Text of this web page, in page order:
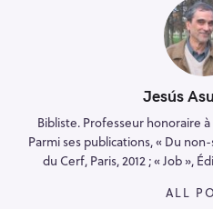
Jesús
Bibliste. Professeur honoraire
Parmi ses publications, « Du
du Cerf, Paris, 2012 ; « Job »,
ALL